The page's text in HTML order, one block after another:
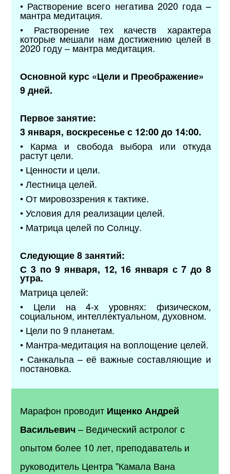
• Растворение всего негатива 2020 года –
мантра медитация.
• Растворение тех качеств характера
которые мешали нам достижению целей в
2020 году – мантра медитация.
Основной курс «Цели и Преображение»
9 дней.
Первое занятие:
3 января, воскресенье с 12:00 до 14:00.
• Карма и свобода выбора или откуда
растут цели.
• Ценности и цели.
• Лестница целей.
• От мировоззрения к тактике.
• Условия для реализации целей.
• Матрица целей по Солнцу.
Следующие 8 занятий:
С 3 по 9 января, 12, 16 января с 7 до 8
утра.
Матрица целей:
• Цели на 4-х уровнях: физическом,
социальном, интеллектуальном, духовном.
• Цели по 9 планетам.
• Мантра-медитация на воплощение целей.
• Санкальпа – её важные составляющие и
постановка.
Марафон проводит Ищенко Андрей
Васильевич– Ведический астролог с
опытом более 10 лет, преподаватель и
руководитель Центра "Камала Вана